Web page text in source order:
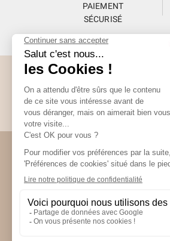
PAIEMENT
SÉCURISÉ
Abonnez-
Restez informés de